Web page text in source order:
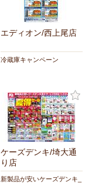
エディオン/西上尾店
冷蔵庫キャンペーン
ケーズデンキ/埼大通
り店
新製品が安いケーズデンキ_